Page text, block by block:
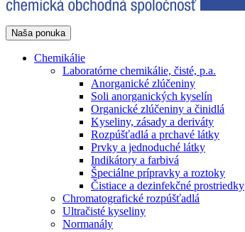
Naša ponuka
Chemikálie
Laboratórne chemikálie, čisté, p.a.
Anorganické zlúčeniny
Soli anorganických kyselín
Organické zlúčeniny a činidlá
Kyseliny, zásady a deriváty
Rozpúšťadlá a prchavé látky
Prvky a jednoduché látky
Indikátory a farbivá
Špeciálne prípravky a roztoky
Čistiace a dezinfekčné prostriedky
Chromatografické rozpúšťadlá
Ultračisté kyseliny
Normanály